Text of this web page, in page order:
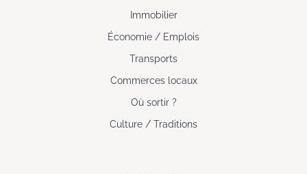
Immobilier
Économie / Emplois
Transports
Commerces locaux
Où sortir ?
Culture / Traditions